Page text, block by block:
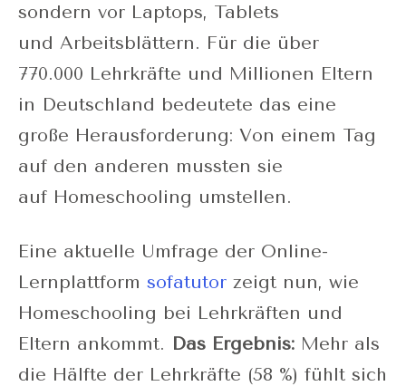
sondern vor Laptops, Tablets
und Arbeitsblättern. Für die über
770.000 Lehrkräfte und Millionen Eltern
in Deutschland bedeutete das eine
große Herausforderung: Von einem Tag
auf den anderen mussten sie
auf Homeschooling umstellen.
Eine aktuelle Umfrage der Online-
Lernplattform sofatutor zeigt nun, wie
Homeschooling bei Lehrkräften und
Eltern ankommt. Das Ergebnis: Mehr als
die Hälfte der Lehrkräfte (58 %) fühlt sich